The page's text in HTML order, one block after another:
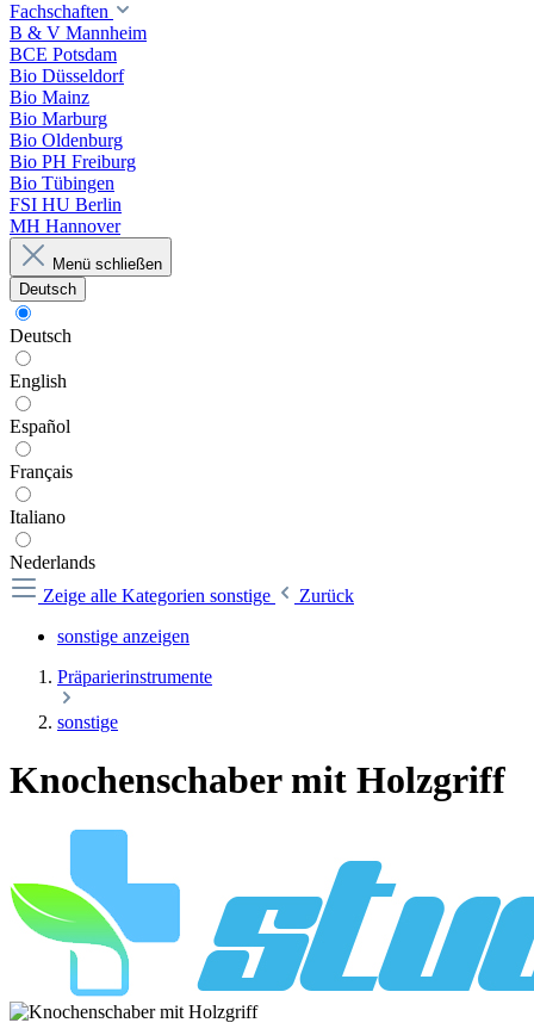
Fachschaften
B & V Mannheim
BCE Potsdam
Bio Düsseldorf
Bio Mainz
Bio Marburg
Bio Oldenburg
Bio PH Freiburg
Bio Tübingen
FSI HU Berlin
MH Hannover
Menü schließen
Deutsch
Deutsch
English
Español
Français
Italiano
Nederlands
Zeige alle Kategorien sonstige
Zurück
sonstige anzeigen
Präparierinstrumente
sonstige
Knochenschaber mit Holzgriff